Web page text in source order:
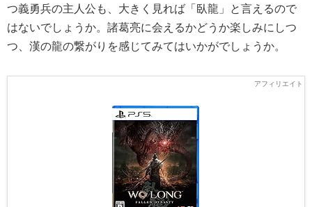
つ義勇兵の主人公も、大きく見れば「臥龍」と言えるので
はないでしょうか。諸葛亮に会えるかどうか楽しみにしつ
つ、漢の龍の繋がりを感じてみてはいかがでしょうか。